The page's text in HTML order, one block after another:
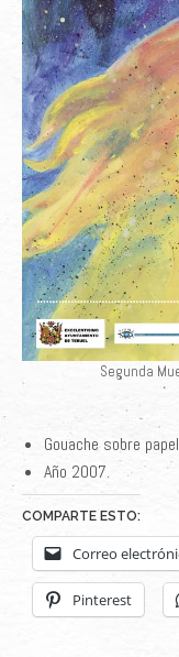
Segunda
Gouache sobre
Año 2007.
COMPARTE ESTO:
Correo
Pinterest